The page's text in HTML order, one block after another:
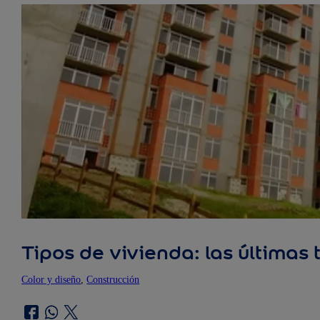
Tipos de vivienda: las últimas
Color y diseño , Construcción